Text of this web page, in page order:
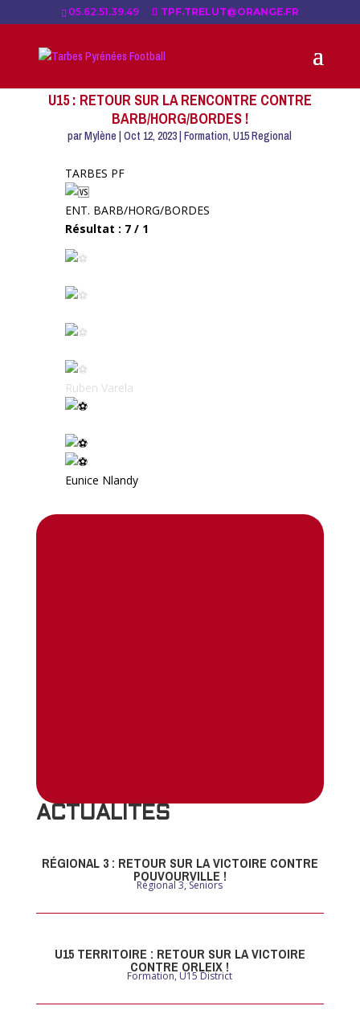
05.62.51.39.49 TPF.TRELUT@ORANGE.FR
U15 : RETOUR SUR LA RENCONTRE CONTRE
BARB/HORG/BORDES !
parMylène |Oct 12, 2023|Formation,U15 Regional
TARBES PF
ENT. BARB/HORG/BORDES
Résultat : 7 / 1
Ruben Varela
Eunice Nlandy
ACTUALITES
RÉGIONAL 3 : RETOUR SUR LA VICTOIRE CONTRE
POUVOURVILLE !
Régional 3,Seniors
U15 TERRITOIRE : RETOUR SUR LA VICTOIRE
CONTRE ORLEIX !
Formation,U15 District